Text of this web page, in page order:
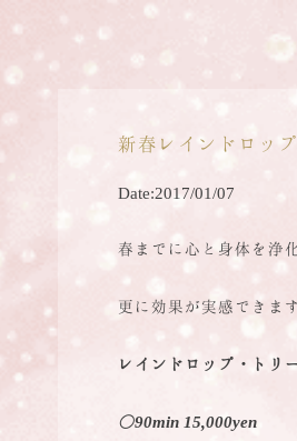
新春レインドロッ
Date:2017/01/07
春までに心と身体を浄
更に効果が実感できま
レインドロップ・トリ
◯90min 15,000yen